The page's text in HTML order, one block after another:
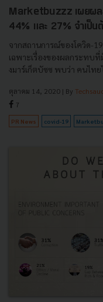
Marketbuzzz เผยผล
44% และ 27% จำเป็น
จากสถานการณ์ของโควิด-
เฉพาะเรื่องของผลกระทบ
งมาร์เก็ตบัซซ พบว่า คนไทย
ตุลาคม 14, 2020 | By
7
PR News covid-19